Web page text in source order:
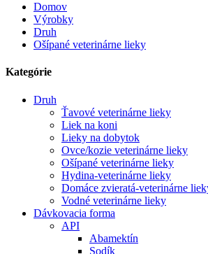
Domov
Výrobky
Druh
Ošípané veterinárne lieky
Kategórie
Druh
Ťavové veterinárne lieky
Liek na koni
Lieky na dobytok
Ovce/kozie veterinárne lieky
Ošípané veterinárne lieky
Hydina-veterinárne lieky
Domáce zvieratá-veterinárne
Vodné veterinárne lieky
Dávkovacia forma
API
Abamektín
Sodík